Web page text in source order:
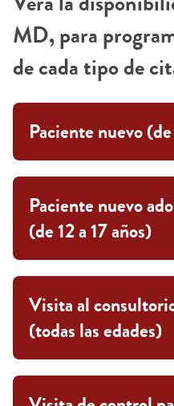
MD, para
de cada tipo de
Paciente nuevo
Paciente nuevo
(de 12 a 17 años)
Visita al
(todas las edades)